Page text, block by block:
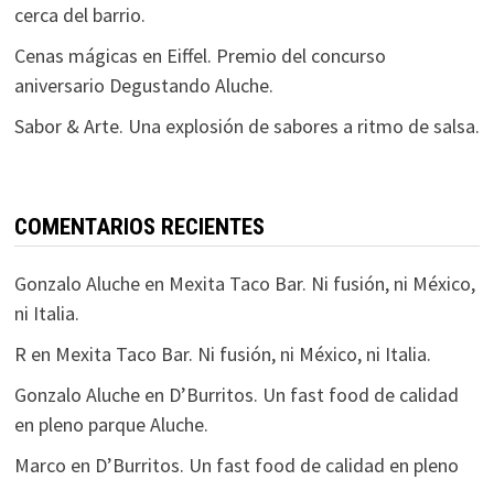
cerca del barrio.
Cenas mágicas en Eiffel. Premio del concurso
aniversario Degustando Aluche.
Sabor & Arte. Una explosión de sabores a ritmo de salsa.
COMENTARIOS RECIENTES
Gonzalo Alucheen Mexita Taco Bar. Ni fusión, ni México,
ni Italia.
R en Mexita Taco Bar. Ni fusión, ni México, ni Italia.
Gonzalo Alucheen D’Burritos. Un fast food de calidad
en pleno parque Aluche.
Marco en D’Burritos. Un fast food de calidad en pleno